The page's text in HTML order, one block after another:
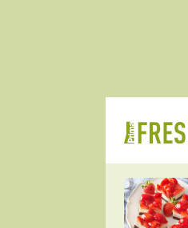
RYCHLOVKY